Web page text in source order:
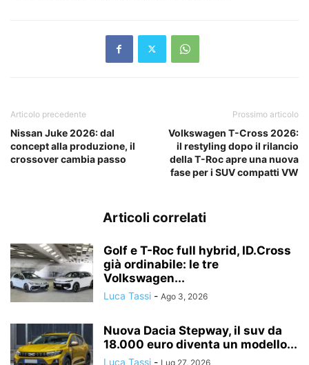
Articolo precedente
Nissan Juke 2026: dal
concept alla produzione, il
crossover cambia passo
Prossimo articolo
Volkswagen T-Cross 2026:
il restyling dopo il rilancio
della T-Roc apre una nuova
fase per i SUV compatti VW
Articoli correlati
Golf e T-Roc full hybrid, ID.Cross
già ordinabile: le tre
Volkswagen...
Luca Tassi - Ago 3, 2026
Nuova Dacia Stepway, il suv da
18.000 euro diventa un modello...
Luca Tassi - Lug 27, 2026